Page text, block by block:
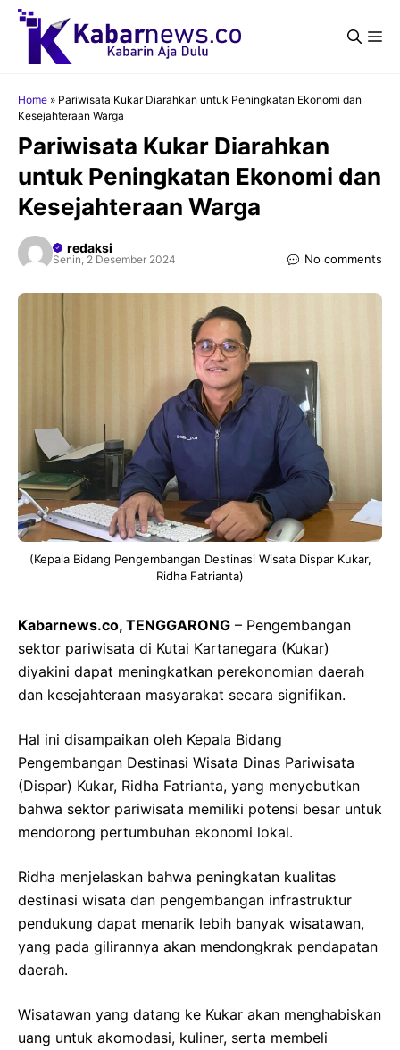
Langsung
Home » Pariwisata Kukar Diarahkan untuk Peningkatan Ekonomi dan
Kesejahteraan Warga
Pariwisata Kukar Diarahkan
untuk Peningkatan Ekonomi dan
Kesejahteraan Warga
redaksi
Senin, 2 Desember 2024 No comments
(Kepala Bidang Pengembangan Destinasi Wisata Dispar Kukar,
Ridha Fatrianta)
Kabarnews.co, TENGGARONG – Pengembangan
sektor pariwisata di Kutai Kartanegara (Kukar)
diyakini dapat meningkatkan perekonomian daerah
dan kesejahteraan masyarakat secara signifikan.
Hal ini disampaikan oleh Kepala Bidang
Pengembangan Destinasi Wisata Dinas Pariwisata
(Dispar) Kukar, Ridha Fatrianta, yang menyebutkan
bahwa sektor pariwisata memiliki potensi besar untuk
mendorong pertumbuhan ekonomi lokal.
Ridha menjelaskan bahwa peningkatan kualitas
destinasi wisata dan pengembangan infrastruktur
pendukung dapat menarik lebih banyak wisatawan,
yang pada gilirannya akan mendongkrak pendapatan
daerah.
Wisatawan yang datang ke Kukar akan menghabiskan
uang untuk akomodasi, kuliner, serta membeli